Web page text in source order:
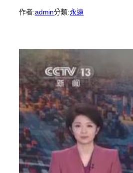
作者:admin分類:永遠